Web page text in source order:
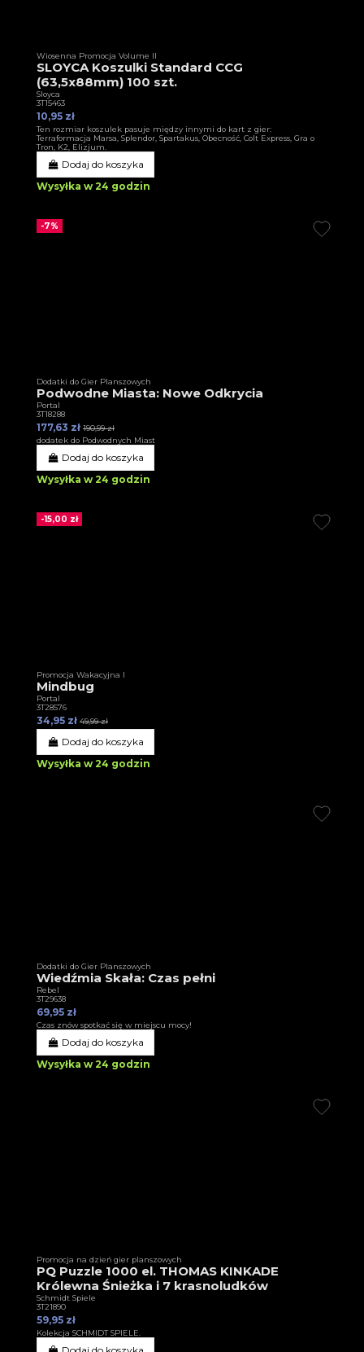
Wiosenna Promocja Volume II
SLOYCA Koszulki Standard CCG
(63,5x88mm) 100 szt.
Sloyca
3T15463
10,95 zł
Ten rozmiar koszulek pasuje między innymi do kart z gier:
Terraformacja Marsa, Splendor, Spartakus, Obecność, Colt Express, Gra o
Tron, K2, Elizjum.
Dodaj do koszyka
Wysyłka w 24 godzin
-7%
Dodatki do Gier Planszowych
Podwodne Miasta: Nowe Odkrycia
Portal
3T18288
177,63 zł 190,99 zł
dodatek do Podwodnych Miast
Dodaj do koszyka
Wysyłka w 24 godzin
-15,00 zł
Promocja Wakacyjna I
Mindbug
Portal
3T28576
34,95 zł 49,99 zł
Dodaj do koszyka
Wysyłka w 24 godzin
Dodatki do Gier Planszowych
Wiedźmia Skała: Czas pełni
Rebel
3T29638
69,95 zł
Czas znów spotkać się w miejscu mocy!
Dodaj do koszyka
Wysyłka w 24 godzin
Promocja na dzień gier planszowych
PQ Puzzle 1000 el. THOMAS KINKADE
Królewna Śnieżka i 7 krasnoludków
Schmidt Spiele
3T21890
59,95 zł
Kolekcja SCHMIDT SPIELE.